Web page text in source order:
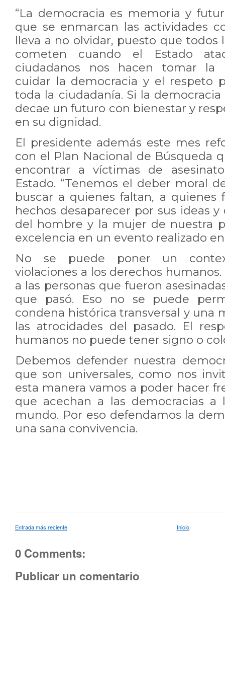
“La democracia es memoria y
que se enmarcan las actividades
lleva a no olvidar, puesto que todos
cometen cuando el Estado
ciudadanos nos hacen tomar la
cuidar la democracia y el respeto
toda la ciudadanía. Si la
decae un futuro con bienestar y
en su dignidad.
El presidente además este mes
con el Plan Nacional de Búsqueda
encontrar a víctimas de
Estado. “Tenemos el deber moral
buscar a quienes faltan, a quienes
hechos desaparecer por sus ideas
del hombre y la mujer de nuestra
excelencia en un evento realizado
No se puede poner un
violaciones a los derechos
a las personas que fueron
que pasó. Eso no se puede
condena histórica transversal y una
las atrocidades del pasado. El
humanos no puede tener signo o
Debemos defender nuestra
que son universales, como nos
esta manera vamos a poder hacer
que acechan a las democracias
mundo. Por eso defendamos la
una sana convivencia.
Entrada más reciente Inicio
0 Comments:
Publicar un comentario